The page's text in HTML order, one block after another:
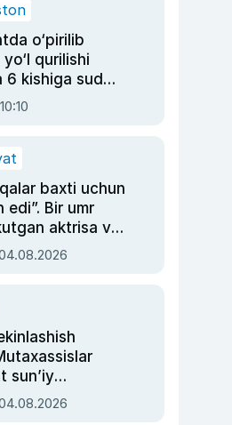
o‘pirilib
qurilishi
6 kishiga sud
baxti uchun
edi”. Bir umr
aktrisa va
Rimma
sun’iy
boshqara
xavotir